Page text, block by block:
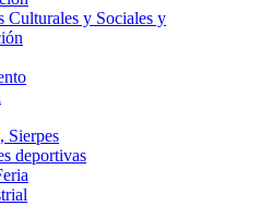
Culturales y Sociales y
Sierpes
deportivas